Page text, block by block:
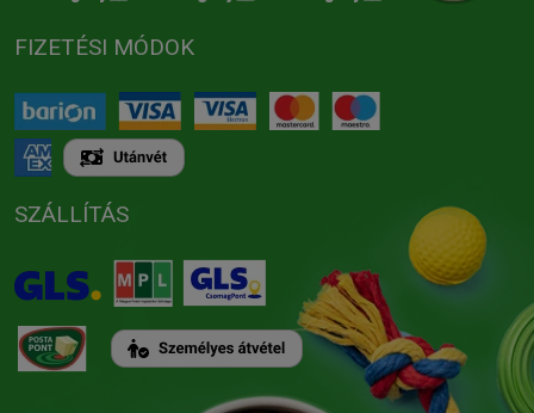
FIZETÉSI MÓDOK
SZÁLLÍTÁS